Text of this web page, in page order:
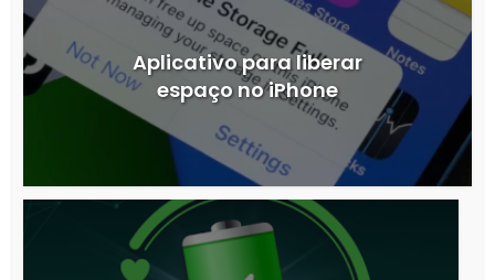
Aplicativo para liberar
espaço no iPhone